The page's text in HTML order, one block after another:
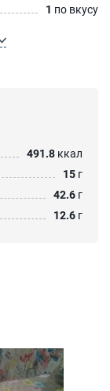
1 по вкусу
491.8 ккал
15 г
42.6 г
12.6 г